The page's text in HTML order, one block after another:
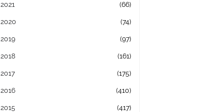
2021 (66)
2020 (74)
2019 (97)
2018 (161)
2017 (175)
2016 (410)
2015 (417)